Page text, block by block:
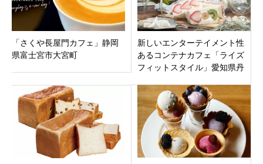
「さくや長屋門カフェ」静岡
県富士宮市大宮町
新しいエンターテイメント性
あるコンテナカフェ「ライズ
フィットスタイル」愛知県丹